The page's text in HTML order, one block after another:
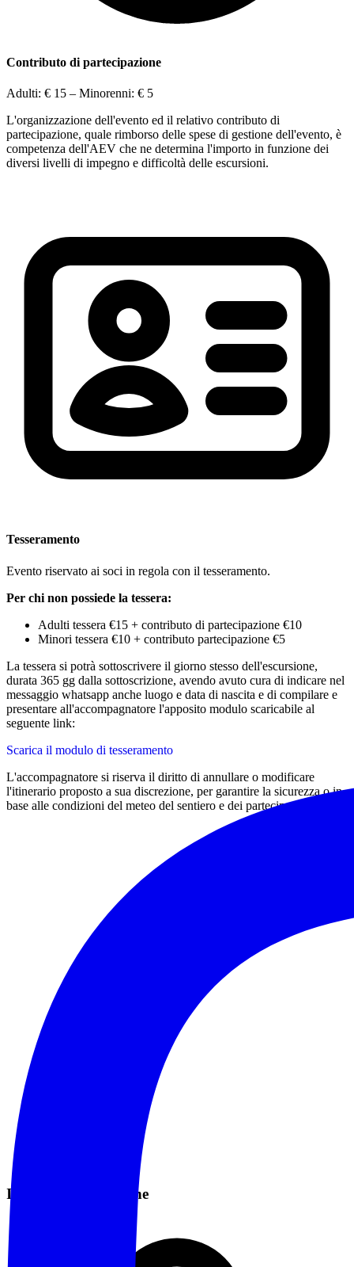
Contributo di partecipazione
Adulti: € 15 – Minorenni: € 5
L'organizzazione dell'evento ed il relativo contributo di
partecipazione, quale rimborso delle spese di gestione dell'evento, è
competenza dell'AEV che ne determina l'importo in funzione dei
diversi livelli di impegno e difficoltà delle escursioni.
Tesseramento
Evento riservato ai soci in regola con il tesseramento.
Per chi non possiede la tessera:
Adulti tessera €15 + contributo di partecipazione €10
Minori tessera €10 + contributo partecipazione €5
La tessera si potrà sottoscrivere il giorno stesso dell'escursione,
durata 365 gg dalla sottoscrizione, avendo avuto cura di indicare nel
messaggio whatsapp anche luogo e data di nascita e di compilare e
presentare all'accompagnatore l'apposito modulo scaricabile al
seguente link:
Scarica il modulo di tesseramento
L'accompagnatore si riserva il diritto di annullare o modificare
l'itinerario proposto a sua discrezione, per garantire la sicurezza o in
base alle condizioni del meteo del sentiero e dei partecipanti.
Informazioni Pratiche